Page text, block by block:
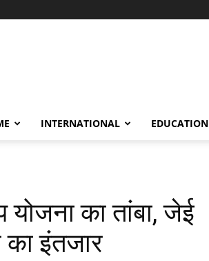
INTERNATIONAL EDUCATION
योजना का तांबा, जेई
का इंतजार